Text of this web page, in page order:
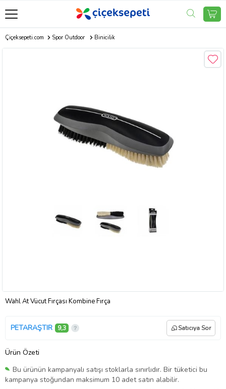
Çiçeksepeti.com Spor Outdoor Binicilik
Wahl At Vücut Fırçası Kombine Fırça
PETARAŞTIR 9,3 Satıcıya Sor
Ürün Özeti
Bu ürünün kampanyalı satışı stoklarla sınırlıdır. Bir tüketici bu
kampanya stoğundan maksimum 10 adet satın alabilir.